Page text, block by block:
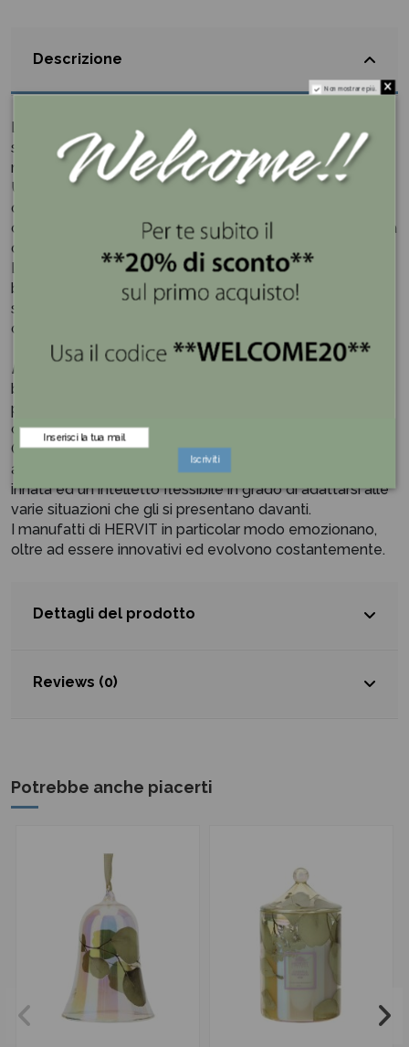
Descrizione
La luce soffusa di una candela, la delicata carezza del
sapone naturale, un profumo avvolgente che rigenera la
mente e il corpo.
Una piccola oasi di benessere direttamente a casa tua...
quel momento perfetto a cui Hervit dedica il set con
candela e sapone Regenerating Spa con una sola Parola
d'ordine: relax!
La profumazione “Oud” rimanda a una passeggiata per i
boschi, tra l’avvolgente profumo della terra e la calda
sensualità di note speziate, in un rassicurante ritorno alle
origini, col sogno di terre lontane.
Hervit
bomboniera grazie alla creazione delle linee esclusive in
porcellana e inventando delle particolari combinazioni
che sposano cristallo, metallo e cera.
Ogni oggetto è frutto di un lavoro tanto tecnico quanto
artistico, adatto alle persone che hanno una curiosità
innata ed un intelletto flessibile in grado di adattarsi alle
varie situazioni che gli si presentano davanti.
I manufatti di HERVIT in particolar modo emozionano,
oltre ad essere innovativi ed evolvono costantemente.
Dettagli del prodotto
Reviews (0)
Potrebbe anche piacerti
Non mostrare più.
Iscriviti